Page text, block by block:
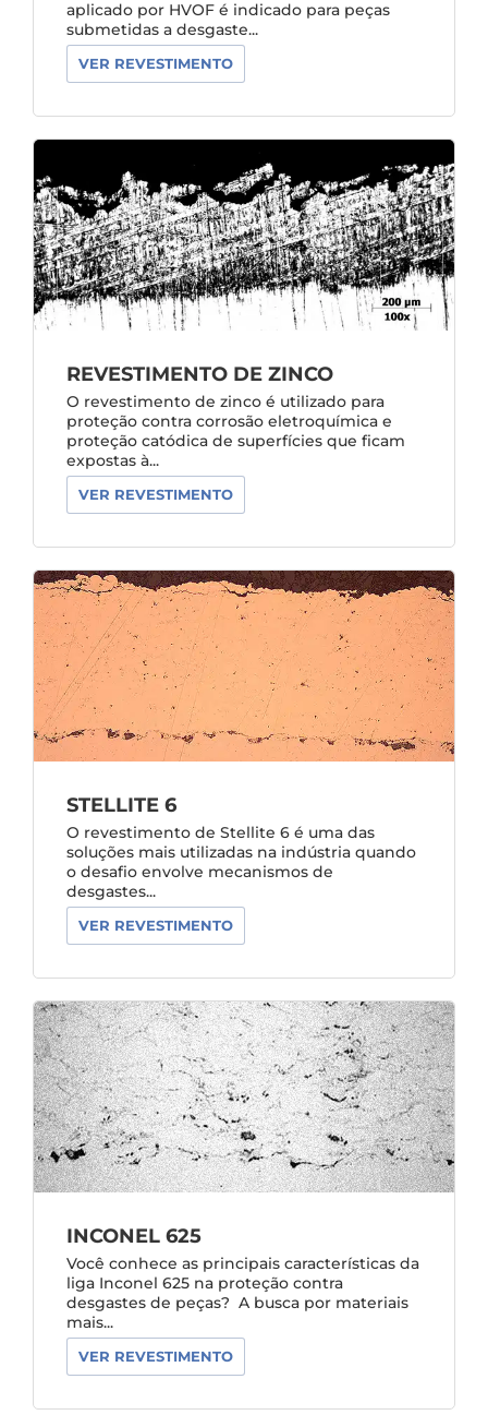
aplicado por HVOF é indicado para peças
submetidas a desgaste...
VER REVESTIMENTO
REVESTIMENTO DE ZINCO
O revestimento de zinco é utilizado para
proteção contra corrosão eletroquímica e
proteção catódica de superfícies que ficam
expostas à...
VER REVESTIMENTO
STELLITE 6
O revestimento de Stellite 6 é uma das
soluções mais utilizadas na indústria quando
o desafio envolve mecanismos de
desgastes...
VER REVESTIMENTO
INCONEL 625
Você conhece as principais características da
liga Inconel 625 na proteção contra
desgastes de peças? A busca por materiais
mais...
VER REVESTIMENTO